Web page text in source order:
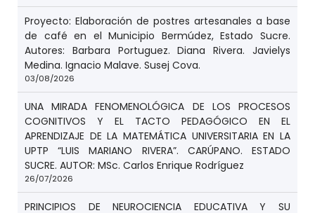
Proyecto: Elaboración de postres artesanales a base
de café en el Municipio Bermúdez, Estado Sucre.
Autores: Barbara Portuguez. Diana Rivera. Javielys
Medina. Ignacio Malave. Susej Cova.
03/08/2026
UNA MIRADA FENOMENOLÓGICA DE LOS PROCESOS
COGNITIVOS Y EL TACTO PEDAGÓGICO EN EL
APRENDIZAJE DE LA MATEMÁTICA UNIVERSITARIA EN LA
UPTP “LUIS MARIANO RIVERA”. CARÚPANO. ESTADO
SUCRE. AUTOR: MSc. Carlos Enrique Rodríguez
26/07/2026
PRINCIPIOS DE NEUROCIENCIA EDUCATIVA Y SU